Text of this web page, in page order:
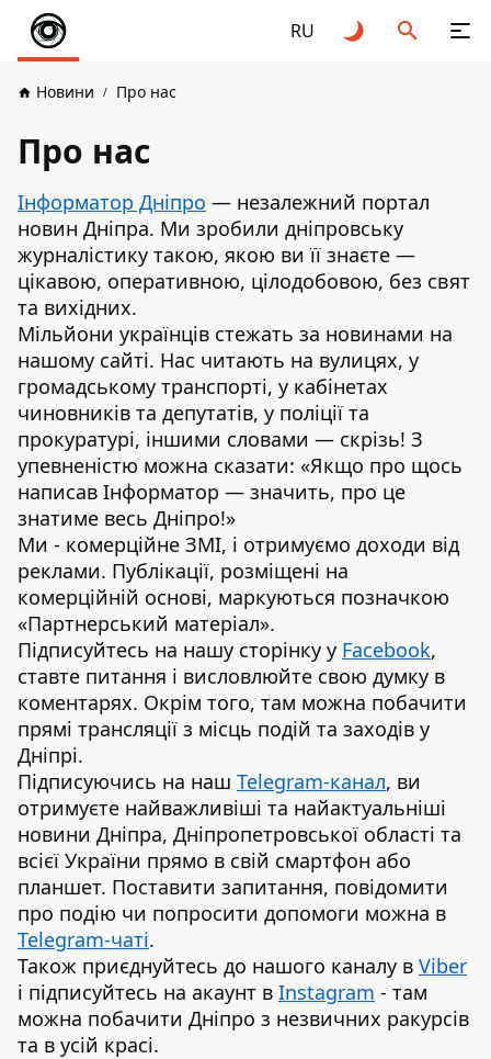
RU
Новини Про нас
Про нас
Інформатор Дніпро — незалежний портал
новин Дніпра. Ми зробили дніпровську
журналістику такою, якою ви її знаєте —
цікавою, оперативною, цілодобовою, без свят
та вихідних.
Мільйони українців стежать за новинами на
нашому сайті. Нас читають на вулицях, у
громадському транспорті, у кабінетах
чиновників та депутатів, у поліції та
прокуратурі, іншими словами — скрізь! З
упевненістю можна сказати: «Якщо про щось
написав Інформатор — значить, про це
знатиме весь Дніпро!»
Ми - комерційне ЗМІ, і отримуємо доходи від
реклами. Публікації, розміщені на
комерційній основі, маркуються позначкою
«Партнерський матеріал».
Підписуйтесь на нашу сторінку у Facebook,
ставте питання і висловлюйте свою думку в
коментарях. Окрім того, там можна побачити
прямі трансляції з місць подій та заходів у
Дніпрі.
Підписуючись на наш Telegram-канал, ви
отримуєте найважливіші та найактуальніші
новини Дніпра, Дніпропетровської області та
всієї України прямо в свій смартфон або
планшет. Поставити запитання, повідомити
про подію чи попросити допомоги можна в
Telegram-чаті.
Також приєднуйтесь до нашого каналу в Viber
і підписуйтесь на акаунт в Instagram - там
можна побачити Дніпро з незвичних ракурсів
та в усій красі.